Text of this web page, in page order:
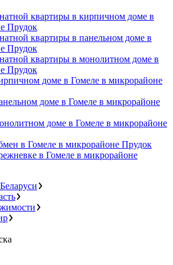
квартиры в кирпичном доме в
Прудок
квартиры в панельном доме в
Прудок
квартиры в монолитном доме в
Прудок
доме в Гомеле в микрорайоне
доме в Гомеле в микрорайоне
доме в Гомеле в микрорайоне
в Гомеле в микрорайоне Прудок
в Гомеле в микрорайоне